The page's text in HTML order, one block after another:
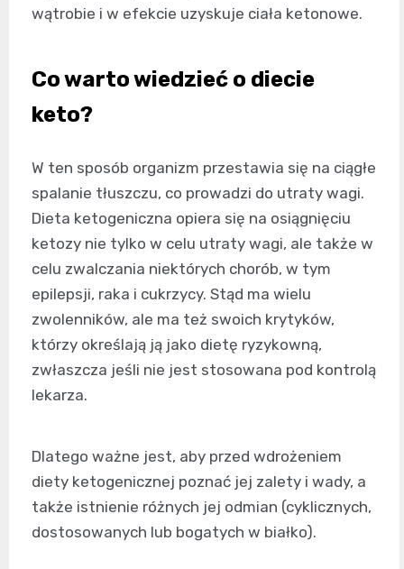
wątrobie i w efekcie uzyskuje ciała ketonowe.
Co warto wiedzieć o diecie
keto?
W ten sposób organizm przestawia się na ciągłe
spalanie tłuszczu, co prowadzi do utraty wagi.
Dieta ketogeniczna opiera się na osiągnięciu
ketozy nie tylko w celu utraty wagi, ale także w
celu zwalczania niektórych chorób, w tym
epilepsji, raka i cukrzycy. Stąd ma wielu
zwolenników, ale ma też swoich krytyków,
którzy określają ją jako dietę ryzykowną,
zwłaszcza jeśli nie jest stosowana pod kontrolą
lekarza.
Dlatego ważne jest, aby przed wdrożeniem
diety ketogenicznej poznać jej zalety i wady, a
także istnienie różnych jej odmian (cyklicznych,
dostosowanych lub bogatych w białko).